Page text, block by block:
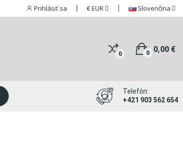
Prihlásiť sa €EUR Slovenčina
0 0,00 €
0
Telefón:
+421 903 562 654